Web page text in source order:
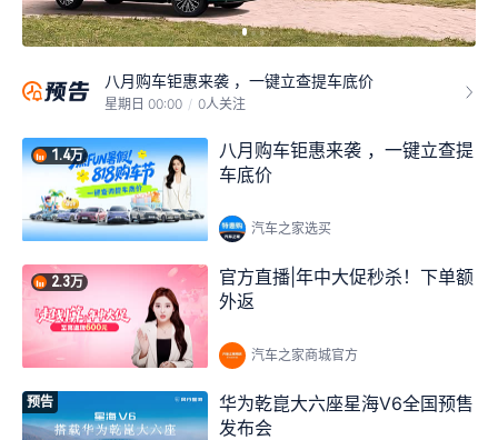
8月新车又降价了！
星期日 00:00 / 67人关注
八月购车钜惠来袭 ，一键立查提车底价
星期日 00:00 / 0人关注
八月购车钜惠来袭 ，一键立查提车底价
星期一 00:00 / 0人关注
零跑A05上市抢先看！产品力表现如何
星期一 17:50 / 2人关注
八月购车钜惠来袭 ，一键立查提车底价
星期二 00:00 / 0人关注
极氪9X五座版静动态全体验+即时导购
星期二 10:00 / 1人关注
八月购车钜惠来袭 ，一键立查提车底价
星期三 00:00 / 0人关注
1.4万
八月购车钜惠来袭 ，一键立查提
车底价
汽车之家选买
2.3万
官方直播|年中大促秒杀！下单额
外返
汽车之家商城官方
预告
华为乾崑大六座星海V6全国预售
发布会